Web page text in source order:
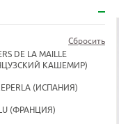
Сбросить
DE LA MAILLE
КАШЕМИР)
(ИСПАНИЯ)
(ФРАНЦИЯ)